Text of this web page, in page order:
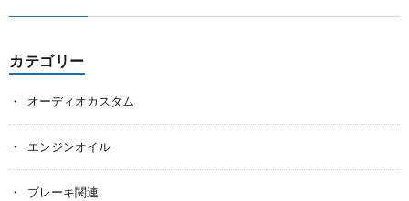
カテゴリー
オーディオカスタム
エンジンオイル
ブレーキ関連